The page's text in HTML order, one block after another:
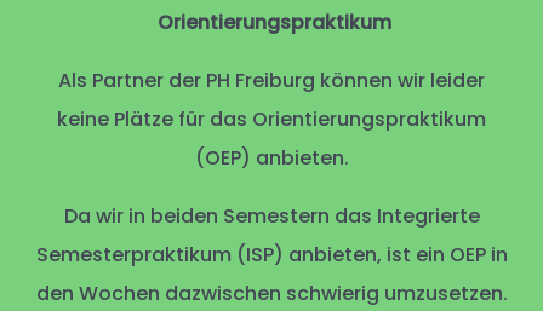
Orientierungspraktikum
Als Partner der PH Freiburg können wir leider
keine Plätze für das Orientierungspraktikum
(OEP) anbieten.
Da wir in beiden Semestern das Integrierte
Semesterpraktikum (ISP) anbieten, ist ein OEP in
den Wochen dazwischen schwierig umzusetzen.